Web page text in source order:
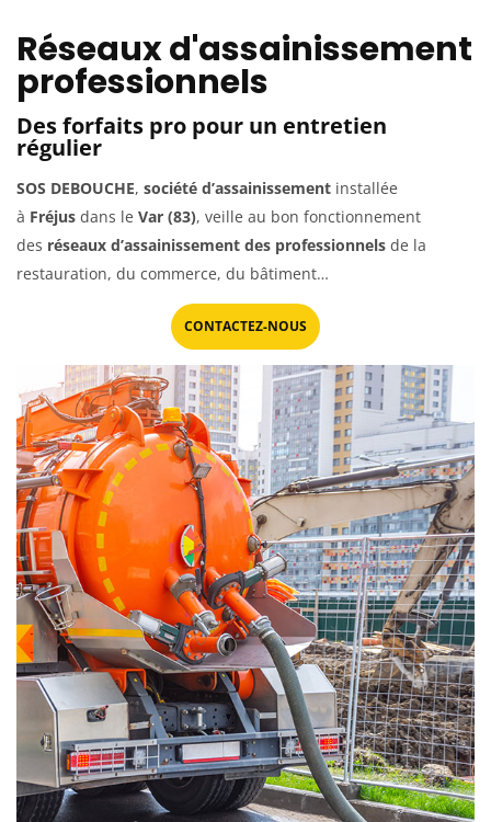
Réseaux d'assainissement
professionnels
Des forfaits pro pour un entretien
régulier
SOS DEBOUCHE, société d’assainissement installée
à Fréjus dans le Var (83), veille au bon fonctionnement
des réseaux d’assainissement des professionnels de la
restauration, du commerce, du bâtiment…
CONTACTEZ-NOUS